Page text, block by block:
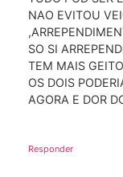
NAO EVITOU
SO SI
TEM MAIS
OS DOIS
AGORA E DOR
Responder